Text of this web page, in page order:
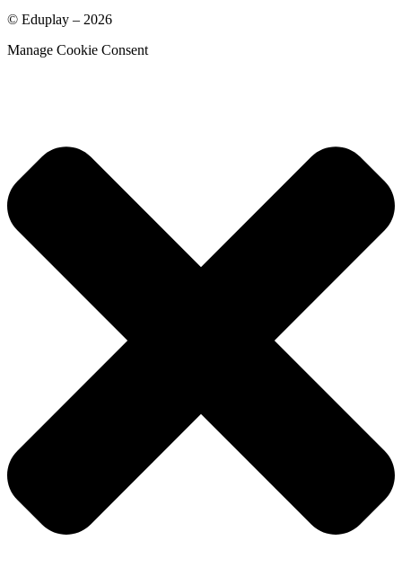
© Eduplay – 2026
Manage Cookie Consent